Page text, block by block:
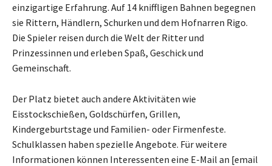
einzigartige Erfahrung. Auf 14 kniffligen Bahnen begegnen
sie Rittern, Händlern, Schurken und dem Hofnarren Rigo.
Die Spieler reisen durch die Welt der Ritter und
Prinzessinnen und erleben Spaß, Geschick und
Gemeinschaft.
Der Platz bietet auch andere Aktivitäten wie
Eisstockschießen, Goldschürfen, Grillen,
Kindergeburtstage und Familien- oder Firmenfeste.
Schulklassen haben spezielle Angebote. Für weitere
Informationen können Interessenten eine E-Mail an [email